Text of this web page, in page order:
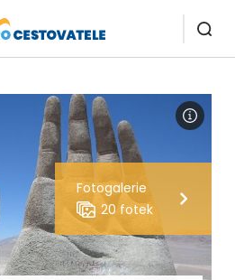
Fotogalerie
20 fotek